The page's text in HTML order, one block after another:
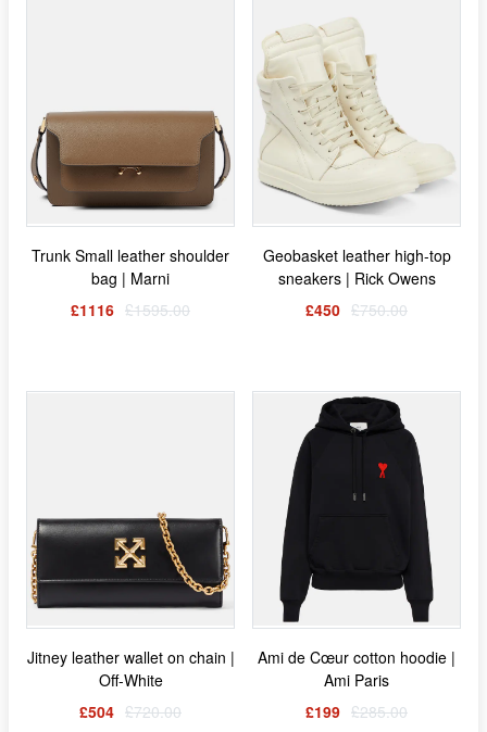
Trunk Small leather shoulder
bag | Marni
£1116 £1595.00
Geobasket leather high-top
sneakers | Rick Owens
£450 £750.00
Jitney leather wallet on chain |
Off-White
£504 £720.00
Ami de Cœur cotton hoodie |
Ami Paris
£199 £285.00